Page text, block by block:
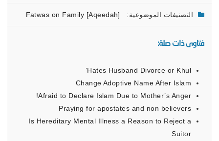
التصنيفات الموضوعية: Fatwas on Family [Aqeedah]
فتاوى ذات صلة:
Hates Husband Divorce or Khul’
Change Adoptive Name After Islam
Afraid to Declare Islam Due to Mother’s Anger!
Praying for apostates and non believers
Is Hereditary Mental Illness a Reason to Reject a
Suitor